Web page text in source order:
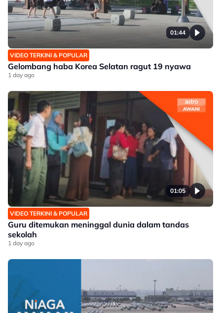
01:44
VIDEO TERKINI & POPULAR
Gelombang haba Korea Selatan ragut 19 nyawa
1 day ago
01:05
VIDEO TERKINI & POPULAR
Guru ditemukan meninggal dunia dalam tandas
sekolah
1 day ago